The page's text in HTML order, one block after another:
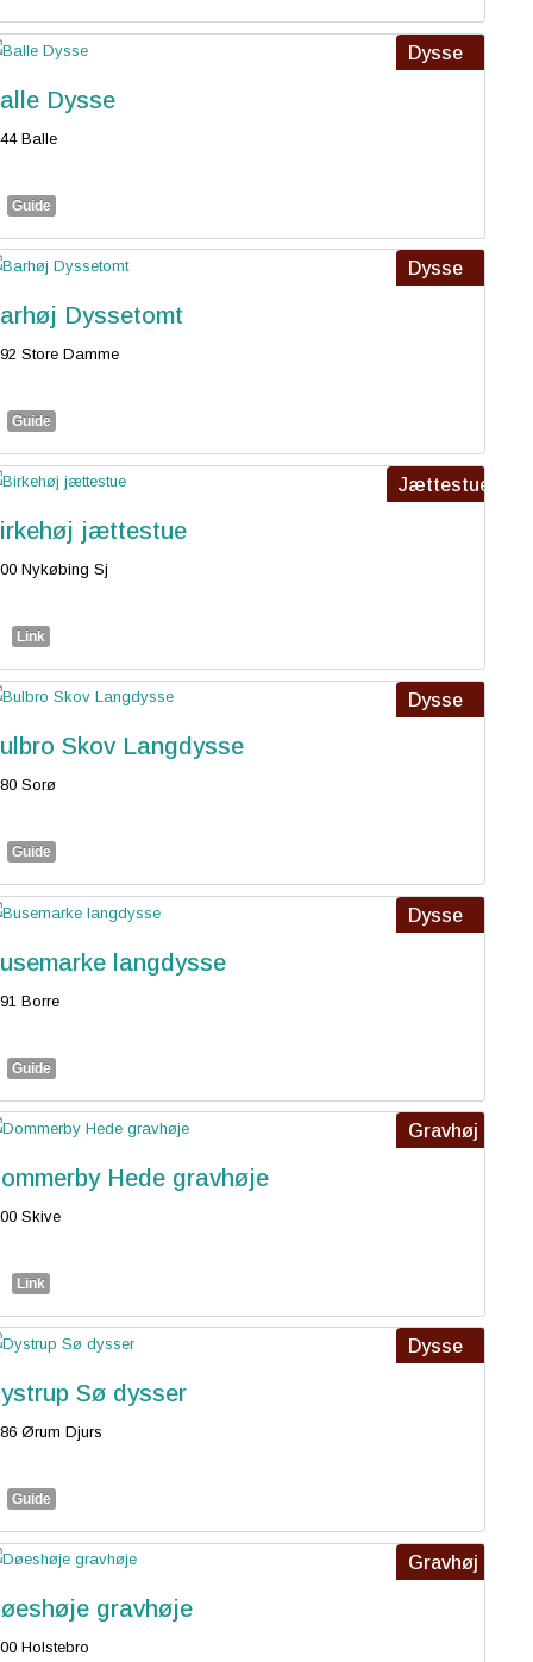
Dysse
Dysse
Balle
Guide
Dysse
Dyssetomt
Store Damme
Guide
Jættestue
jættestue
Nykøbing Sj
Link
Dysse
Skov Langdysse
Sorø
Guide
Dysse
langdysse
Borre
Guide
Gravhøj
Hede gravhøje
Skive
Link
Dysse
Sø dysser
Ørum Djurs
Guide
Gravhøj
gravhøje
Holstebro